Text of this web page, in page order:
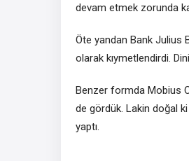
devam etmek zorunda
Öte yandan Bank Julius
olarak kıymetlendirdi.
Benzer formda Mobius
de gördük. Lakin doğal
yaptı.